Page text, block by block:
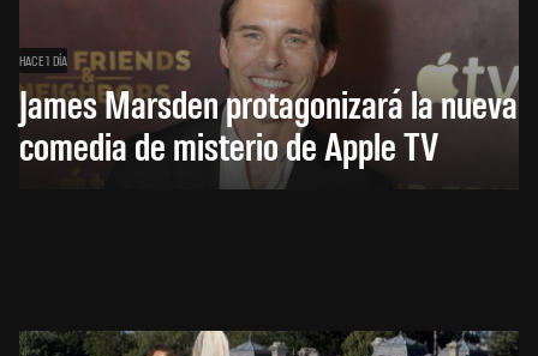
HACE 1 DÍA
James Marsden protagonizará la nueva
comedia de misterio de Apple TV